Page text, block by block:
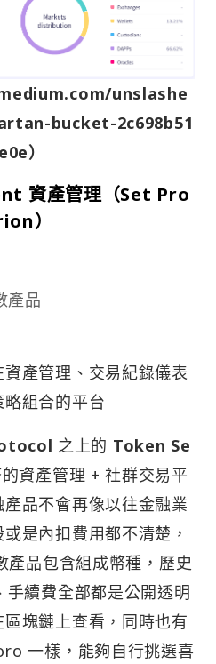
unslashe
bucket-2c698b51
）
資產管理（Set Pro
）
產品
產管理、交易紀錄儀表
組合的平台
之上的 Token Se
資產管理 + 社群交易平
品不會再像以往金融業
是內扣費用都不清楚，
品包含組成幣種，歷史
續費全部都是公開透明
塊鏈上查看，同時也有
一樣，能夠自行挑選喜